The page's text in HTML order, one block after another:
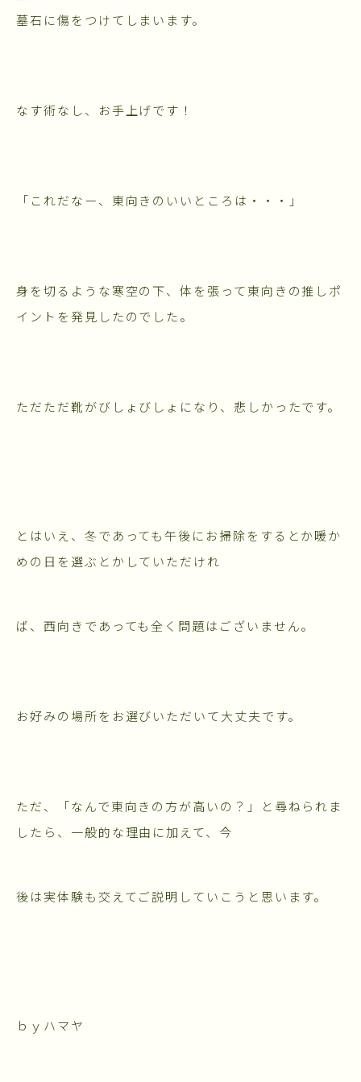
墓石に傷をつけてしまいます。
なす術なし、お手上げです！
「これだなー、東向きのいいところは・・・」
身を切るような寒空の下、体を張って東向きの推しポ
イントを発見したのでした。
ただただ靴がびしょびしょになり、悲しかったです。
とはいえ、冬であっても午後にお掃除をするとか暖か
めの日を選ぶとかしていただけれ
ば、西向きであっても全く問題はございません。
お好みの場所をお選びいただいて大丈夫です。
ただ、「なんで東向きの方が高いの？」と尋ねられま
したら、一般的な理由に加えて、今
後は実体験も交えてご説明していこうと思います。
ｂｙハマヤ